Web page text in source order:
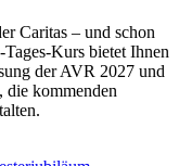
Caritas – und schon
Kurs bietet Ihnen
der AVR 2027 und
die kommenden